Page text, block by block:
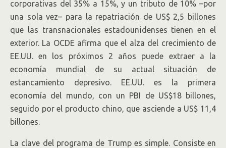
corporativas del 35% a 15%, y un tributo de 10% –por
una sola vez– para la repatriación de US$ 2,5 billones
que las transnacionales estadounidenses tienen en el
exterior. La OCDE afirma que el alza del crecimiento de
EE.UU. en los próximos 2 años puede extraer a la
economía mundial de su actual situación de
estancamiento depresivo. EE.UU. es la primera
economía del mundo, con un PBI de US$18 billones,
seguido por el producto chino, que asciende a US$ 11,4
billones.
La clave del programa de Trump es simple. Consiste en